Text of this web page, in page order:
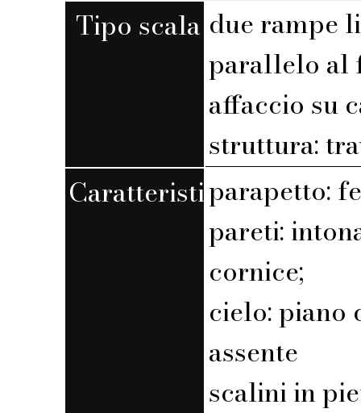
Tipo scala due rampe
parallelo al
affaccio su
struttura:
Caratteristicheparapetto:
pareti:
cornice;
cielo: piano
assente
scalini in